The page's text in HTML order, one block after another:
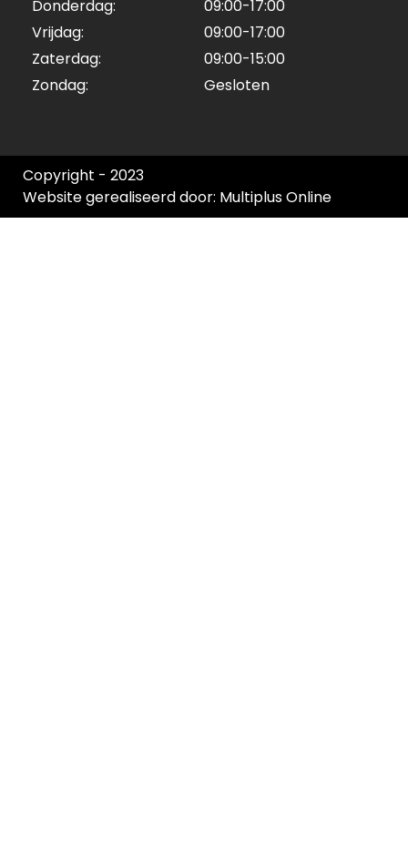
Donderdag:
09:00-17:00
Vrijdag:
09:00-17:00
Zaterdag:
09:00-15:00
Zondag:
Gesloten
Copyright - 2023
Website gerealiseerd door: Multiplus Online